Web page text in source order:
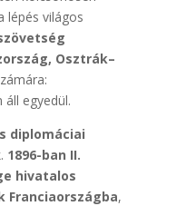
lépés világos
Osztrák–
áll egyedül.
diplomáciai
1896-ban II.
hivatalos
,